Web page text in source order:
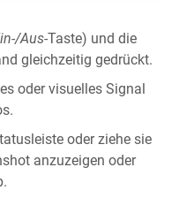
Aus-Taste) und die
gleichzeitig gedrückt.
oder visuelles Signal
oder ziehe sie
anzuzeigen oder